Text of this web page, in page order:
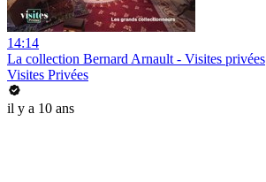
14:14
La collection Bernard Arnault - Visites privées
Visites Privées
il y a 10 ans